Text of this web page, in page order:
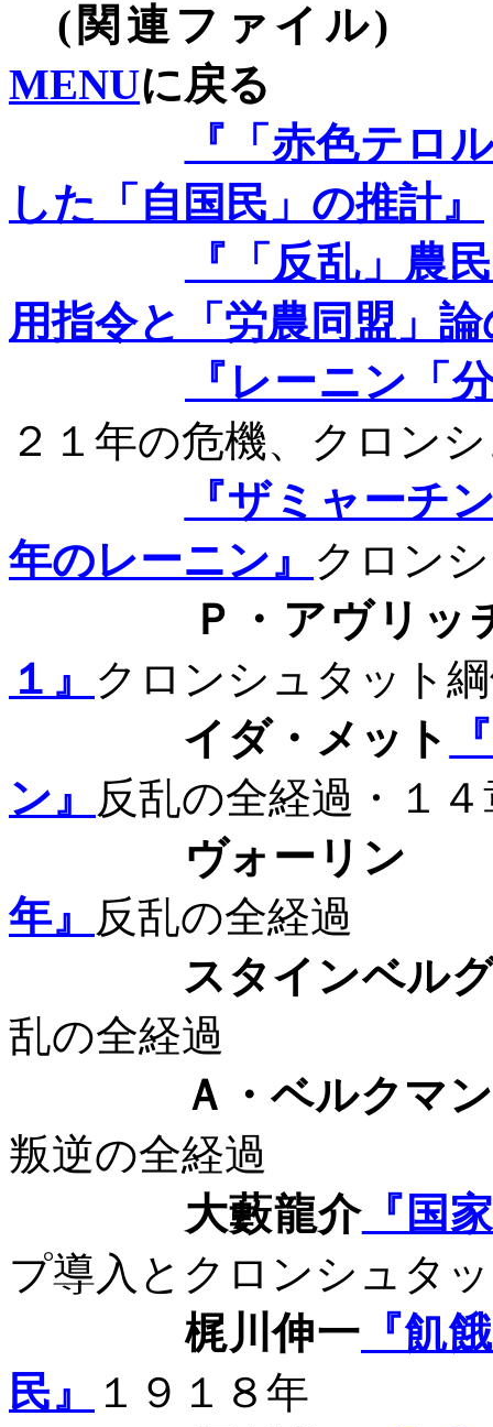
( 関連ファイル)
MENUに戻る
『「赤色テロ
した「自国民」の推計』
『「反乱」農
用指令と「労農同盟」
『レーニン「
２１年の危機、クロン
『ザミャーチ
年のレーニン』 クロン
Ｐ・アヴリッ
１』 クロンシュタット
イダ・メット
ン』
反乱の全経過・１
ヴォーリン
年』
反乱の全経過
スタインベル
乱の全経過
Ａ・ベルクマン
叛逆の全経過
大藪龍介『国
プ導入とクロンシュタ
梶川伸一 『飢
民』
１９１８年